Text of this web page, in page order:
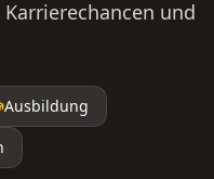
und
Ausbildung